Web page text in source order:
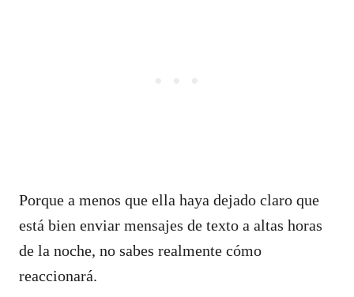
Porque a menos que ella haya dejado claro que
está bien enviar mensajes de texto a altas horas
de la noche, no sabes realmente cómo
reaccionará.